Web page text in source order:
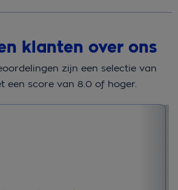
klanten over ons
zijn een selectie van
een score van 8.0 of hoger.